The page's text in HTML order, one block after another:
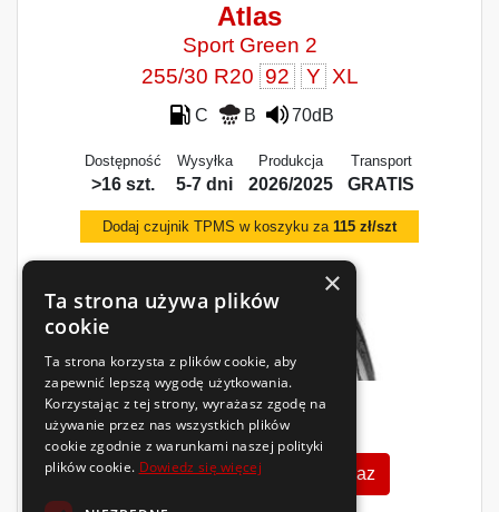
Atlas
Sport Green 2
255/30 R20 92 Y XL
C B 70dB
Dostępność
>16 szt.
Wysyłka
5-7 dni
Produkcja
2026/2025
Transport
GRATIS
Dodaj czujnik TPMS w koszyku za 115 zł/szt
306 zł/szt.
Zobacz szczegóły Kup teraz
×
Ta strona używa plików
cookie
Ta strona korzysta z plików cookie, aby
zapewnić lepszą wygodę użytkowania.
Korzystając z tej strony, wyrażasz zgodę na
używanie przez nas wszystkich plików
cookie zgodnie z warunkami naszej polityki
plików cookie. Dowiedz się więcej